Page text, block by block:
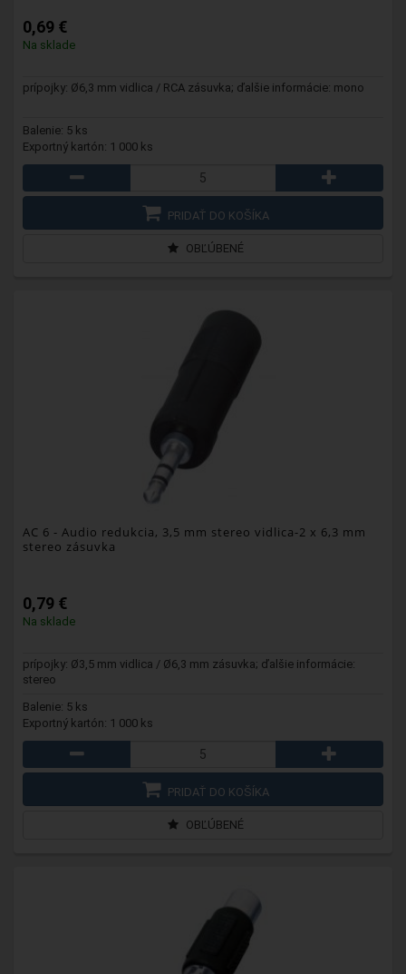
0,69 €
Na sklade
prípojky: Ø6,3 mm vidlica / RCA zásuvka; ďalšie informácie: mono
Balenie: 5 ks
Exportný kartón: 1 000 ks
PRIDAŤ DO KOŠÍKA
OBĽÚBENÉ
AC 6 - Audio redukcia, 3,5 mm stereo vidlica-2 x 6,3 mm
stereo zásuvka
0,79 €
Na sklade
prípojky: Ø3,5 mm vidlica / Ø6,3 mm zásuvka; ďalšie informácie:
stereo
Balenie: 5 ks
Exportný kartón: 1 000 ks
PRIDAŤ DO KOŠÍKA
OBĽÚBENÉ